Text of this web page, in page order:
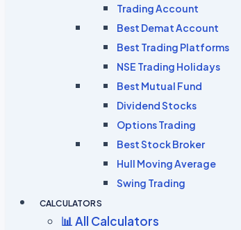
Trading Account
Best Demat Account
Best Trading Platforms
NSE Trading Holidays
Best Mutual Fund
Dividend Stocks
Options Trading
Best Stock Broker
Hull Moving Average
Swing Trading
CALCULATORS
📊 All Calculators